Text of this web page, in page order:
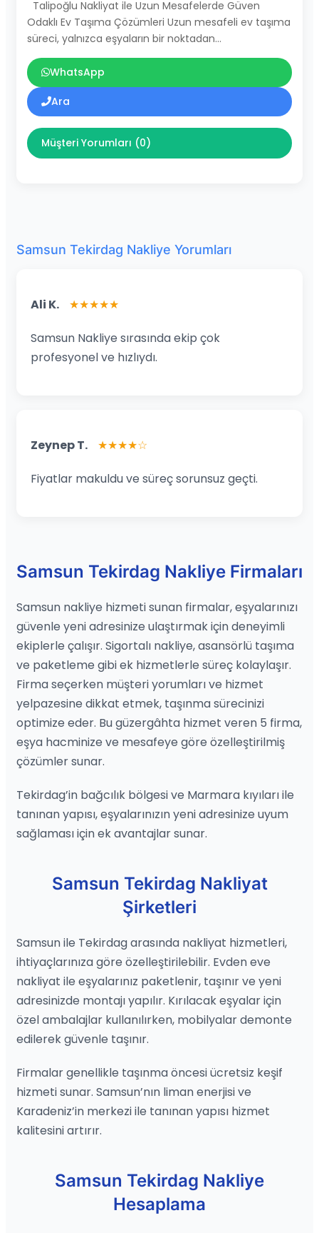
Talipoğlu Nakliyat ile Uzun Mesafelerde Güven
Odaklı Ev Taşıma Çözümleri Uzun mesafeli ev taşıma
süreci, yalnızca eşyaların bir noktadan…
WhatsApp
Ara
Müşteri Yorumları (0)
Samsun Tekirdag Nakliye Yorumları
Ali K. ★★★★★
Samsun Nakliye sırasında ekip çok
profesyonel ve hızlıydı.
Zeynep T. ★★★★☆
Fiyatlar makuldu ve süreç sorunsuz geçti.
Samsun Tekirdag Nakliye Firmaları
Samsun nakliye hizmeti sunan firmalar, eşyalarınızı
güvenle yeni adresinize ulaştırmak için deneyimli
ekiplerle çalışır. Sigortalı nakliye, asansörlü taşıma
ve paketleme gibi ek hizmetlerle süreç kolaylaşır.
Firma seçerken müşteri yorumları ve hizmet
yelpazesine dikkat etmek, taşınma sürecinizi
optimize eder. Bu güzergâhta hizmet veren 5 firma,
eşya hacminize ve mesafeye göre özelleştirilmiş
çözümler sunar.
Tekirdag’in bağcılık bölgesi ve Marmara kıyıları ile
tanınan yapısı, eşyalarınızın yeni adresinize uyum
sağlaması için ek avantajlar sunar.
Samsun Tekirdag Nakliyat
Şirketleri
Samsun ile Tekirdag arasında nakliyat hizmetleri,
ihtiyaçlarınıza göre özelleştirilebilir. Evden eve
nakliyat ile eşyalarınız paketlenir, taşınır ve yeni
adresinizde montajı yapılır. Kırılacak eşyalar için
özel ambalajlar kullanılırken, mobilyalar demonte
edilerek güvenle taşınır.
Firmalar genellikle taşınma öncesi ücretsiz keşif
hizmeti sunar. Samsun’nın liman enerjisi ve
Karadeniz’in merkezi ile tanınan yapısı hizmet
kalitesini artırır.
Samsun Tekirdag Nakliye
Hesaplama